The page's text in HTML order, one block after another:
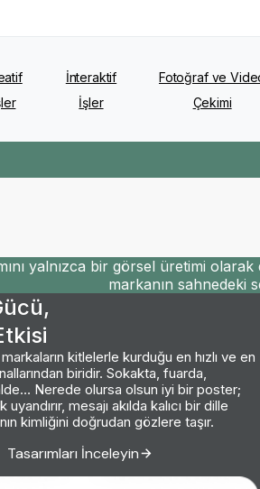
İnteraktif
İşler
Fotoğraf ve
Çekimi
yalnızca bir görsel üretimi
markanın sahnedeki
kitlelerle kurduğu en hızlı ve en
biridir. Sokakta, fuarda,
Nerede olursa olsun iyi bir poster;
mesajı akılda kalıcı bir dille
kimliğini doğrudan gözlere taşır.
Tasarımları İnceleyin